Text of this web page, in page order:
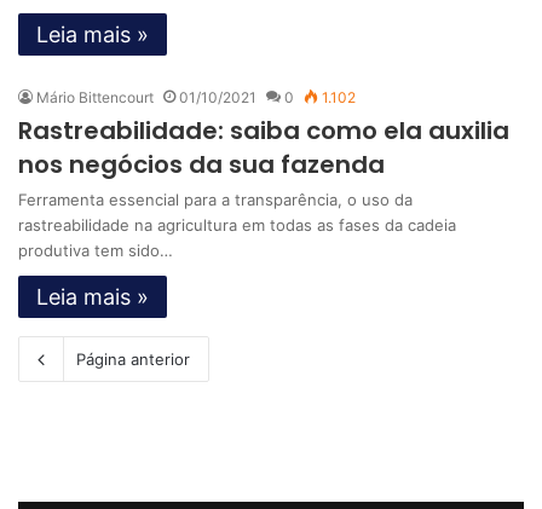
Leia mais »
Mário Bittencourt 01/10/2021 0 1.102
Rastreabilidade: saiba como ela auxilia
nos negócios da sua fazenda
Ferramenta essencial para a transparência, o uso da
rastreabilidade na agricultura em todas as fases da cadeia
produtiva tem sido…
Leia mais »
Página anterior